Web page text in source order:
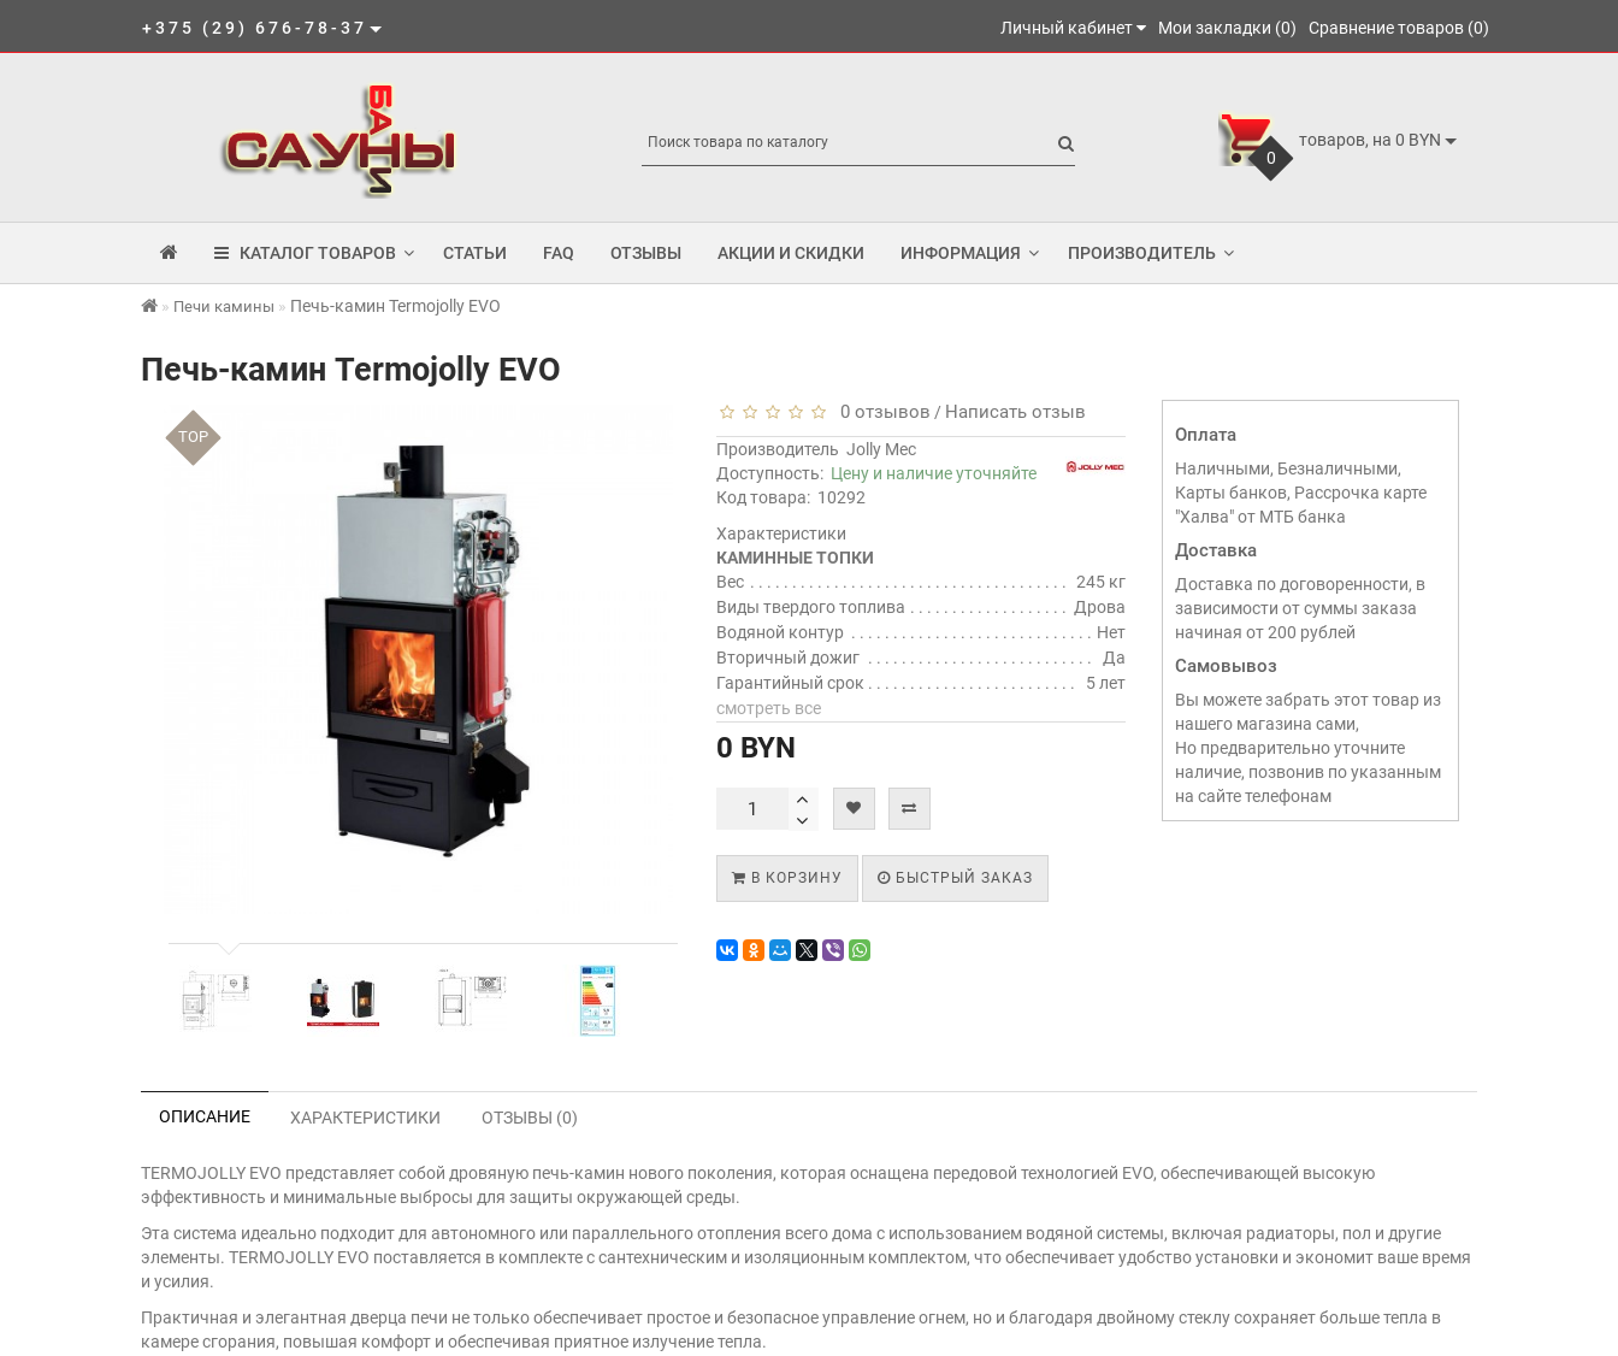
+375 (29) 676-78-37 Личный кабинет Мои закладки (0) Сравнение товаров (0)
0
товаров, на 0 BYN
КАТАЛОГ ТОВАРОВ СТАТЬИ FAQ ОТЗЫВЫ АКЦИИ И СКИДКИ ИНФОРМАЦИЯ ПРОИЗВОДИТЕЛЬ
Печи камины Печь-камин Termojolly EVO
Печь-камин Termojolly EVO
TOP
0 отзывов / Написать отзыв
Производитель Jolly Mec
Доступность: Цену и наличие уточняйте
Код товара: 10292
Характеристики
КАМИННЫЕ ТОПКИ
Вес
245 кг
Виды твердого топлива
Дрова
Водяной контур
Нет
Вторичный дожиг
Да
Гарантийный срок
5 лет
смотреть все
0 BYN
В КОРЗИНУ БЫСТРЫЙ ЗАКАЗ
Оплата
Наличными, Безналичными,
Карты банков, Рассрочка карте
"Халва" от МТБ банка
Доставка
Доставка по договоренности, в
зависимости от суммы заказа
начиная от 200 рублей
Самовывоз
Вы можете забрать этот товар из
нашего магазина сами,
Но предварительно уточните
наличие, позвонив по указанным
на сайте телефонам
ОПИСАНИЕ ХАРАКТЕРИСТИКИ ОТЗЫВЫ (0)
TERMOJOLLY EVO представляет собой дровяную печь-камин нового поколения, которая оснащена передовой технологией EVO, обеспечивающей высокую
эффективность и минимальные выбросы для защиты окружающей среды.
Эта система идеально подходит для автономного или параллельного отопления всего дома с использованием водяной системы, включая радиаторы, пол и другие
элементы. TERMOJOLLY EVO поставляется в комплекте с сантехническим и изоляционным комплектом, что обеспечивает удобство установки и экономит ваше время
и усилия.
Практичная и элегантная дверца печи не только обеспечивает простое и безопасное управление огнем, но и благодаря двойному стеклу сохраняет больше тепла в
камере сгорания, повышая комфорт и обеспечивая приятное излучение тепла.